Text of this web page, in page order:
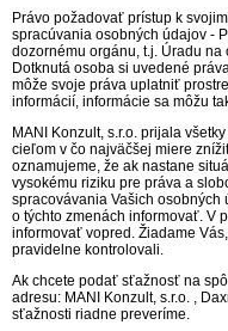
Právo požadovať prístup k
spracúvania osobných údajov -
dozornému orgánu, t.j. Úradu
Dotknutá osoba si uvedené
môže svoje práva uplatniť
informácií, informácie sa môžu
MANI Konzult, s.r.o. prijala
cieľom v čo najväčšej miere
oznamujeme, že ak nastane
vysokému riziku pre práva a
spracovávania Vašich
o týchto zmenách informovať. V
informovať vopred. Žiadame
pravidelne kontrolovali.
Ak chcete podať sťažnosť na
adresu: MANI Konzult, s.r.o. ,
sťažnosti riadne preveríme.